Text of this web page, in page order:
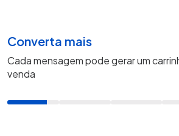
Converta mais
Cada mensagem pode gerar um
venda